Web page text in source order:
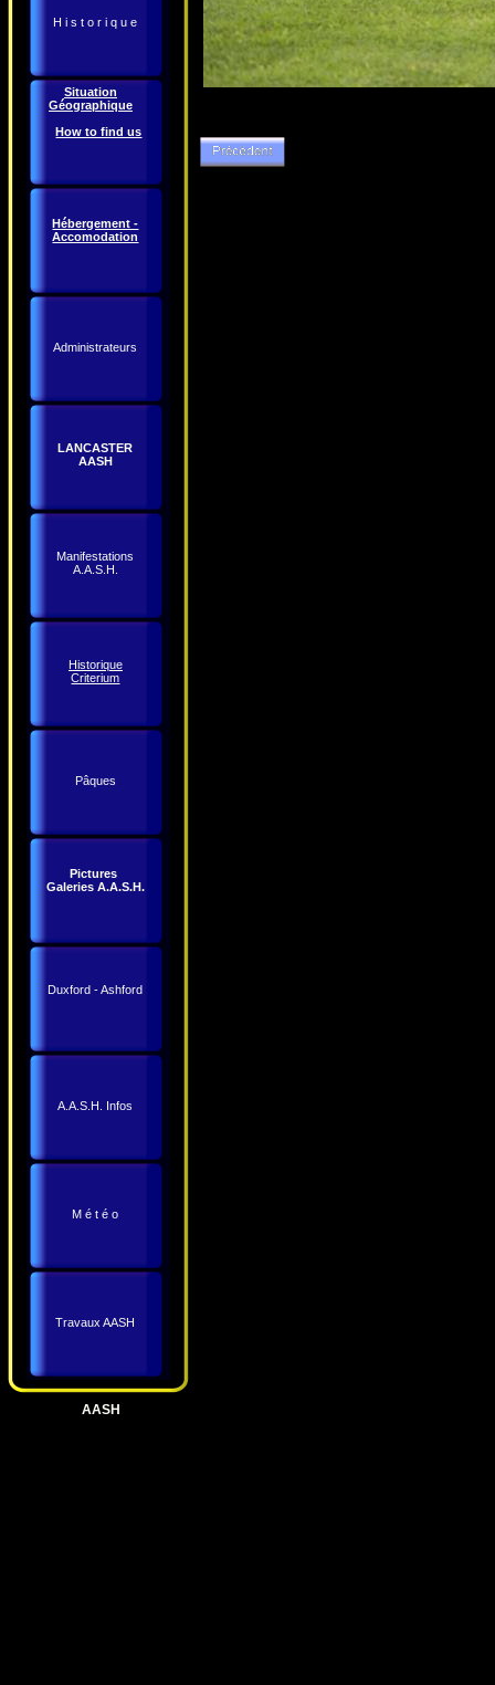
H i s t o r i q u e
Situation
Géographique
How to find us
Hébergement -
Accomodation
Administrateurs
LANCASTER
AASH
Manifestations
A.A.S.H.
Historique
Criterium
Pâques
Pictures
Galeries A.A.S.H.
Duxford - Ashford
A.A.S.H. Infos
M é t é o
Travaux AASH
AASH